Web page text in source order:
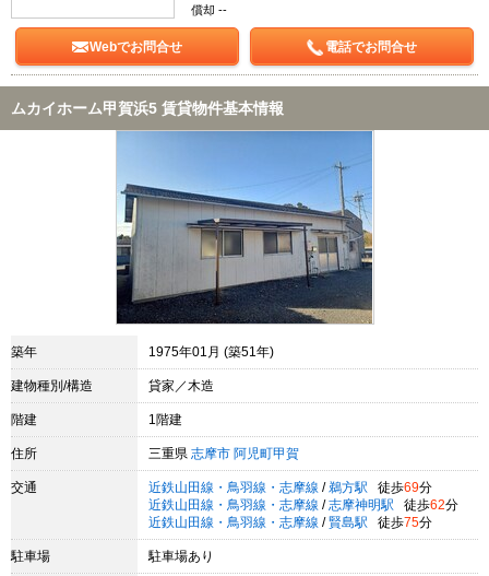
償却 --
Webでお問合せ 電話でお問合せ
ムカイホーム甲賀浜5 賃貸物件基本情報
築年 1975年01月 (築51年)
建物種別/構造 貸家／木造
階建 1階建
住所 三重県 志摩市 阿児町甲賀
交通 近鉄山田線・鳥羽線・志摩線 / 鵜方駅 徒歩69分
近鉄山田線・鳥羽線・志摩線 / 志摩神明駅 徒歩62分
近鉄山田線・鳥羽線・志摩線 / 賢島駅 徒歩75分
駐車場 駐車場あり